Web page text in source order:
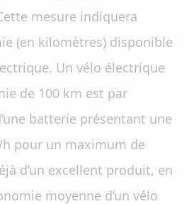
mesure indiquera
(en kilomètres) disponible
Un vélo électrique
de 100 km est par
batterie présentant une
pour un maximum de
d’un excellent produit, en
moyenne d’un vélo